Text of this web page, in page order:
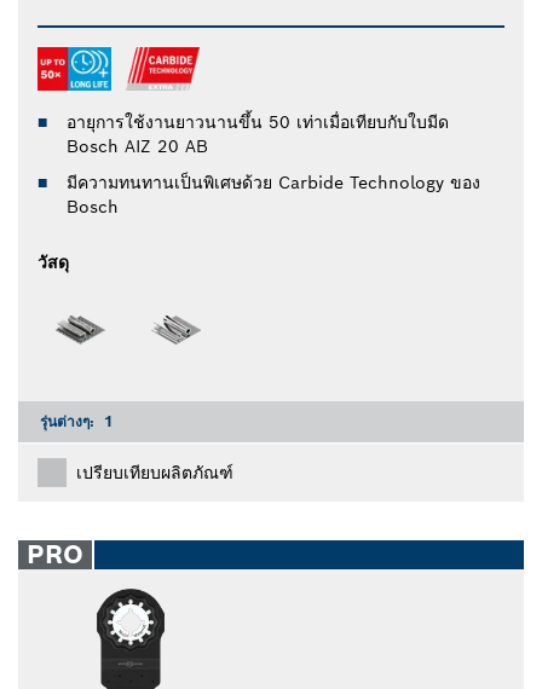
อายุการใช้งานยาวนานขึ้น 50 เท่าเมื่อเทียบกับใบมีด
Bosch AIZ 20 AB
มีความทนทานเป็นพิเศษด้วย Carbide Technology ของ
Bosch
วัสดุ
รุ่นต่างๆ: 1
เปรียบเทียบผลิตภัณฑ์
PRO